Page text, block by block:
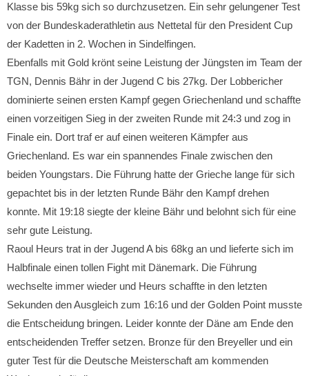
Klasse bis 59kg sich so durchzusetzen. Ein sehr gelungener Test
von der Bundeskaderathletin aus Nettetal für den President Cup
der Kadetten in 2. Wochen in Sindelfingen.
Ebenfalls mit Gold krönt seine Leistung der Jüngsten im Team der
TGN, Dennis Bähr in der Jugend C bis 27kg. Der Lobbericher
dominierte seinen ersten Kampf gegen Griechenland und schaffte
einen vorzeitigen Sieg in der zweiten Runde mit 24:3 und zog in
Finale ein. Dort traf er auf einen weiteren Kämpfer aus
Griechenland. Es war ein spannendes Finale zwischen den
beiden Youngstars. Die Führung hatte der Grieche lange für sich
gepachtet bis in der letzten Runde Bähr den Kampf drehen
konnte. Mit 19:18 siegte der kleine Bähr und belohnt sich für eine
sehr gute Leistung.
Raoul Heurs trat in der Jugend A bis 68kg an und lieferte sich im
Halbfinale einen tollen Fight mit Dänemark. Die Führung
wechselte immer wieder und Heurs schaffte in den letzten
Sekunden den Ausgleich zum 16:16 und der Golden Point musste
die Entscheidung bringen. Leider konnte der Däne am Ende den
entscheidenden Treffer setzen. Bronze für den Breyeller und ein
guter Test für die Deutsche Meisterschaft am kommenden